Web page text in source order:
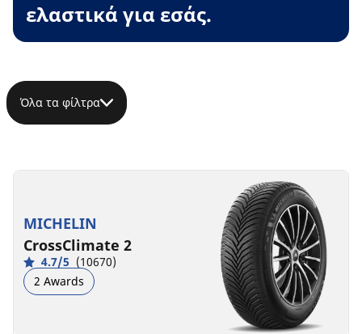
ελαστικά για εσάς.
Όλα τα φίλτρα
MICHELIN
CrossClimate 2
4.7/5 (10670)
2 Awards